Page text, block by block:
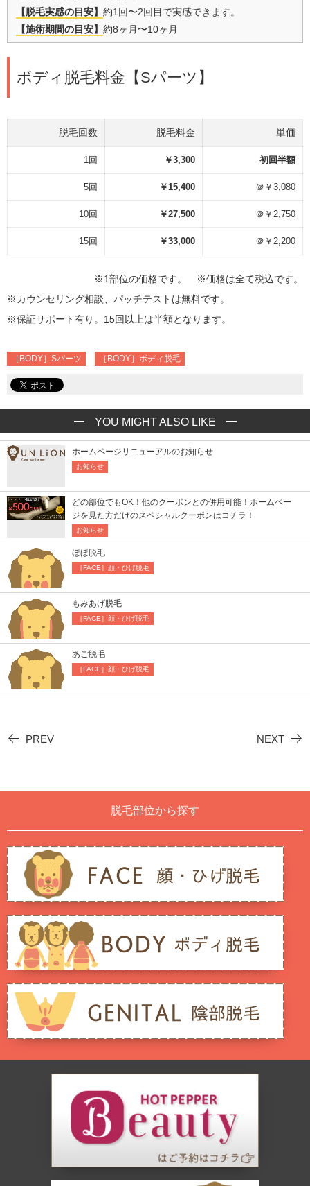
【脱毛実感の目安】 約1回〜2回目で実感できます。
【施術期間の目安】 約8ヶ月〜10ヶ月
ボディ脱毛料金【Sパーツ】
脱毛回数 脱毛料金 単価
1回 ￥3,300 初回半額
5回 ￥15,400 ＠￥3,080
10回 ￥27,500 ＠￥2,750
15回 ￥33,000 ＠￥2,200
※1部位の価格です。 ※価格は全て税込です。
※カウンセリング相談、パッチテストは無料です。
※保証サポート有り。15回以上は半額となります。
［BODY］Sパーツ ［BODY］ボディ脱毛
YOU MIGHT ALSO LIKE
ホームページリニューアルのお知らせ
お知らせ
どの部位でもOK！他のクーポンとの併用可能！ホームペー
ジを見た方だけのスペシャルクーポンはコチラ！
お知らせ
ほほ脱毛
［FACE］顔・ひげ脱毛
もみあげ脱毛
［FACE］顔・ひげ脱毛
あご脱毛
［FACE］顔・ひげ脱毛
PREV NEXT
脱毛部位から探す